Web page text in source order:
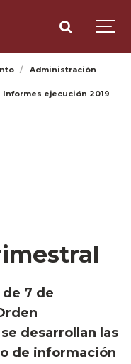
Administración
Informes ejecución 2019
de 7 de
desarrollan las
de información